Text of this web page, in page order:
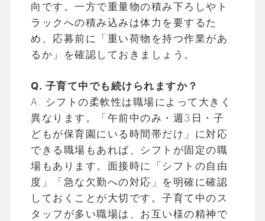
向です。一方で重量物の積み下ろしやト
ラックへの積み込みは体力を要するた
め、応募前に「重い荷物を持つ作業があ
るか」を確認しておきましょう。
Q. 子育て中でも続けられますか？
A. シフトの柔軟性は職場によって大きく
異なります。「午前中のみ・週3日・子
どもが保育園にいる時間帯だけ」に対応
できる職場もあれば、シフトが固定の職
場もあります。面接時に「シフトの自由
度」「急な欠勤への対応」を明確に確認
しておくことが大切です。子育て中のス
タッフが多い職場は、お互い様の精神で